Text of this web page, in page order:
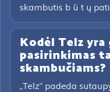
skambutis b ū t ų
Kodėl Telz
pasirinkimas
skambučiams?
„Telz“ padeda